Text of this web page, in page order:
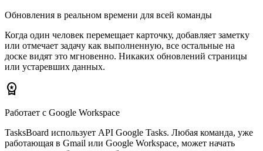
Обновления в реальном времени для всей команды
Когда один человек перемещает карточку, добавляет заметку
или отмечает задачу как выполненную, все остальные на
доске видят это мгновенно. Никаких обновлений страницы
или устаревших данных.
workspace_premium
Работает с Google Workspace
TasksBoard использует API Google Tasks. Любая команда, уже
работающая в Gmail или Google Workspace, может начать